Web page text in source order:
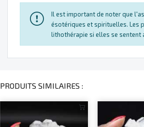
Il est important de noter que
ésotériques et spirituelles. Les
lithothérapie si elles se
PRODUITS SIMILAIRES :